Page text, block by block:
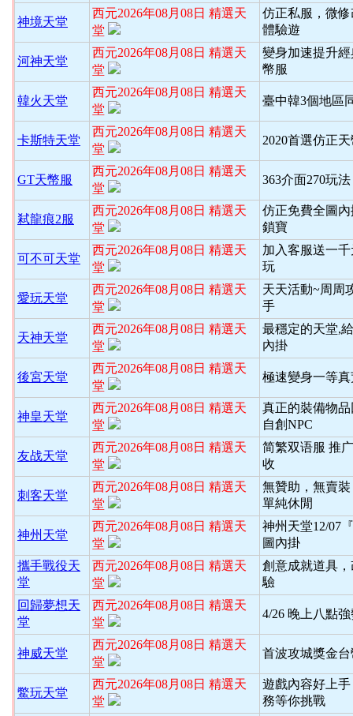
神境天堂
西元2026年08月08日 精選天
堂
仿正私服，微
體驗遊
河神天堂
西元2026年08月08日 精選天
堂
變身加速提升
幣服
韓火天堂
西元2026年08月08日 精選天
堂
臺中韓3個地區
卡斯特天堂
西元2026年08月08日 精選天
堂
2020首選仿正
GT天幣服
西元2026年08月08日 精選天
堂
363介面270玩
弒龍痕2服
西元2026年08月08日 精選天
堂
仿正免費全圖
鎖寶
可不可天堂
西元2026年08月08日 精選天
堂
加入客服送一
玩
愛玩天堂
西元2026年08月08日 精選天
堂
天天活動~周周
手
天神天堂
西元2026年08月08日 精選天
堂
最穩定的天堂,
內掛
後宮天堂
西元2026年08月08日 精選天
堂
極速變身一等
神皇天堂
西元2026年08月08日 精選天
堂
真正的裝備物
自創NPC
友战天堂
西元2026年08月08日 精選天
堂
简繁双语服 推
收
刺客天堂
西元2026年08月08日 精選天
堂
無贊助，無賣
單純休閒
神州天堂
西元2026年08月08日 精選天
堂
神州天堂12/07
圖內掛
攜手戰役天
堂
西元2026年08月08日 精選天
堂
創意成就道具
驗
回歸夢想天
堂
西元2026年08月08日 精選天
堂
4/26 晚上八點
神威天堂
西元2026年08月08日 精選天
堂
首波攻城獎金台
鱉玩天堂
西元2026年08月08日 精選天
堂
遊戲內容好上
務等你挑戰